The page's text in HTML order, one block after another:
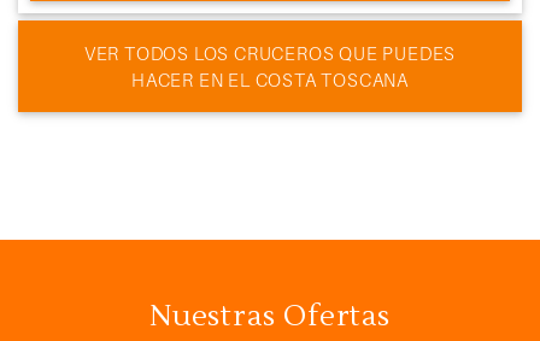
VER TODOS LOS CRUCEROS QUE PUEDES
HACER EN EL COSTA TOSCANA
Nuestras Ofertas